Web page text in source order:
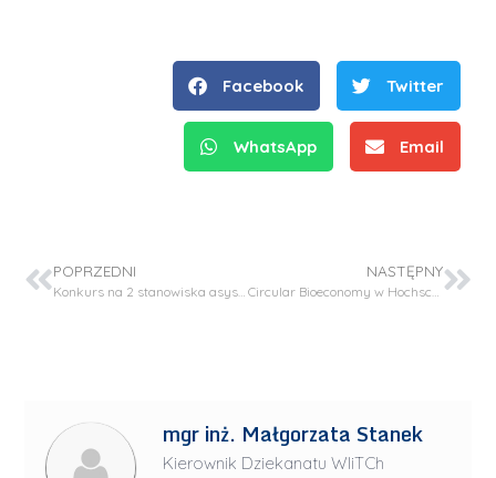
Facebook Twitter
WhatsApp Email
POPRZEDNI
Konkurs na 2 stanowiska asystenta w grupie pracowników badawczych w Katedrze C-5
NASTĘPNY
Circular Bioeconomy w Hochschule Bremen
mgr inż. Małgorzata Stanek
Kierownik Dziekanatu WIiTCh